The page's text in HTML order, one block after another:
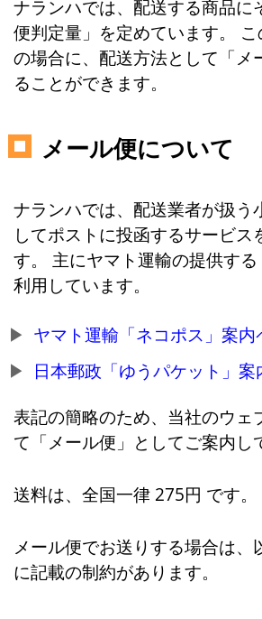
ナランハでは、配送する商品に
便判定量」を定めています。
の場合に、配送方法として「メ
ることができます。
メール便について
ナランハでは、配送業者が扱う
してポストに投函するサービス
す。 主にヤマト運輸の提供す
利用しています。
ヤマト運輸「ネコポス」案内
日本郵政「ゆうパケット」案
表記の簡略のため、当社のウェ
て「メール便」としてご案内し
送料は、全国一律 275円 です。
メール便でお送りする場合は、
に記載の制約があります。